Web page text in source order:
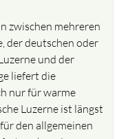
zwischen mehreren
der deutschen oder
und der
liefert die
nur für warme
Luzerne ist längst
den allgemeinen